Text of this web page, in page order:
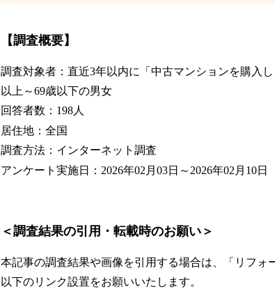
【調査概要】
調査対象者：直近3年以内に「中古マンションを購入
以上～69歳以下の男女
回答者数：198人
居住地：全国
調査方法：インターネット調査
アンケート実施日：2026年02月03日～2026年02月10日
＜調査結果の引用・転載時のお願い＞
本記事の調査結果や画像を引用する場合は、「リフ
以下のリンク設置をお願いいたします。